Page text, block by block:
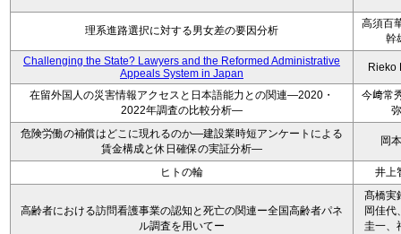
理系進路選択に対する男女差の要因分析
高須百
幹
Challenging the State? Lawyers and the Reformed Administrative
Appeals System in Japan
Rieko
在留外国人の災害情報アクセスと日本語能力との関連―2020・
2022年調査の比較分析―
今﨑常
弥
危険労働の補償はどこに現れるのか―建設業時短アンケートによる
賃金構成と休日確保の実証分析―
岡
ヒトの輪 井上
高齢者における訪問看護事業の認知と死亡の関連ー全国高齢者パネ
ル調査を用いてー
髙橋実
岡佳代
圭一、